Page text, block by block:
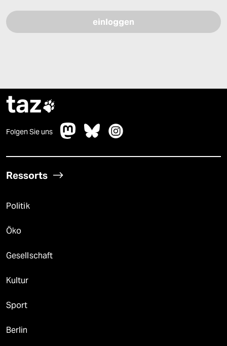
taz
Folgen Sie uns
Ressorts
Politik
Öko
Gesellschaft
Kultur
Sport
Berlin